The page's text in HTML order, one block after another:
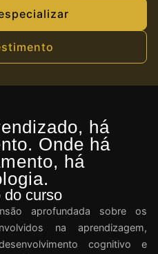
há
Onde há
há
do curso
aprofundada sobre os
na aprendizagem,
cognitivo e